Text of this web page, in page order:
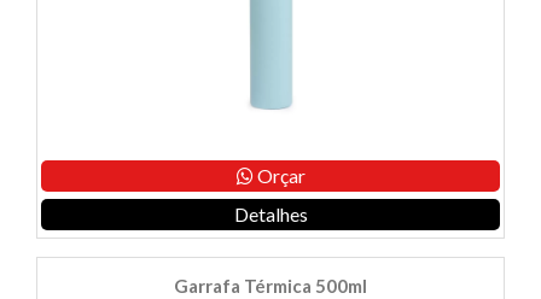
Orçar
Detalhes
Garrafa Térmica 500ml